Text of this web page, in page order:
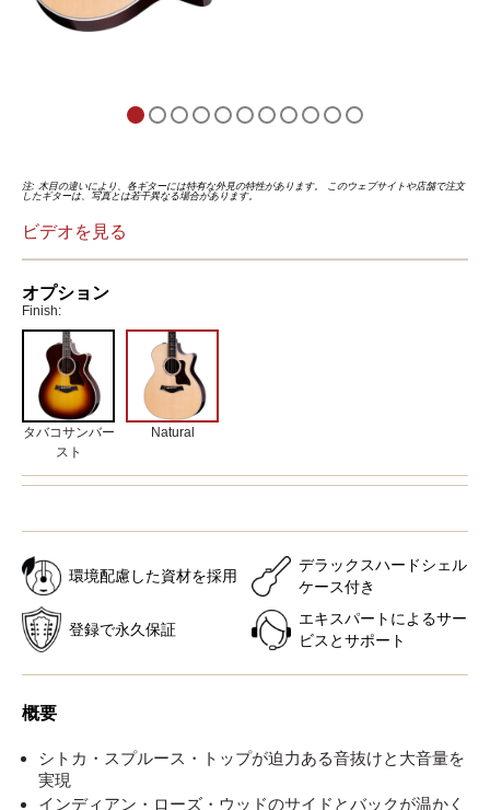
注: 木目の違いにより、各ギターには特有な外見の特性があります。 このウェブサイトや店舗で注文
したギターは、写真とは若干異なる場合があります。
ビデオを見る
オプション
Finish:
タバコサンバー
スト
Natural
環境配慮した資材を採用
デラックスハードシェル
ケース付き
登録で永久保証
エキスパートによるサー
ビスとサポート
概要
シトカ・スプルース・トップが迫力ある音抜けと大音量を
実現
インディアン・ローズ・ウッドのサイドとバックが温かく